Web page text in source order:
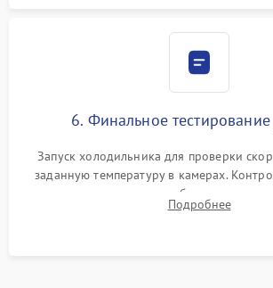
6. Финальное
Запуск холодильника для проверки
заданную температуру в камерах.
компрессора, отсутствия обмерзания
срабатывания системыПодробнее